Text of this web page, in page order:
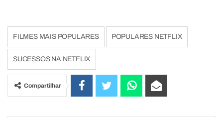
FILMES MAIS POPULARES POPULARES NETFLIX
SUCESSOS NA NETFLIX
Compartilhar